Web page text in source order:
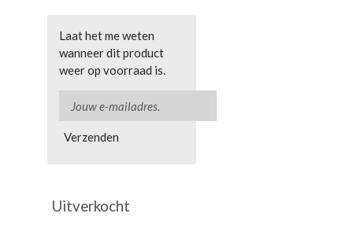
Laat het me weten
wanneer dit product
weer op voorraad is.
Verzenden
Uitverkocht